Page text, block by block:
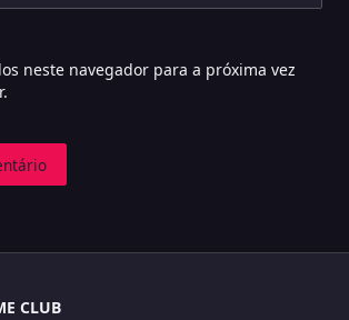
neste navegador para a próxima vez
CLUB